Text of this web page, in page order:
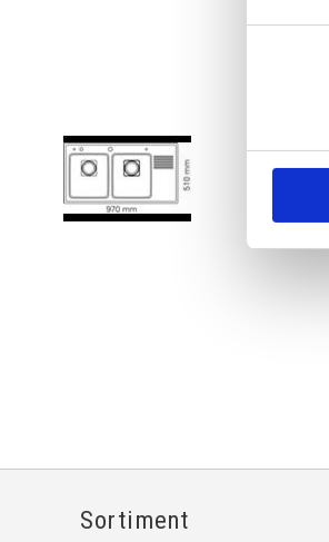
Sortiment